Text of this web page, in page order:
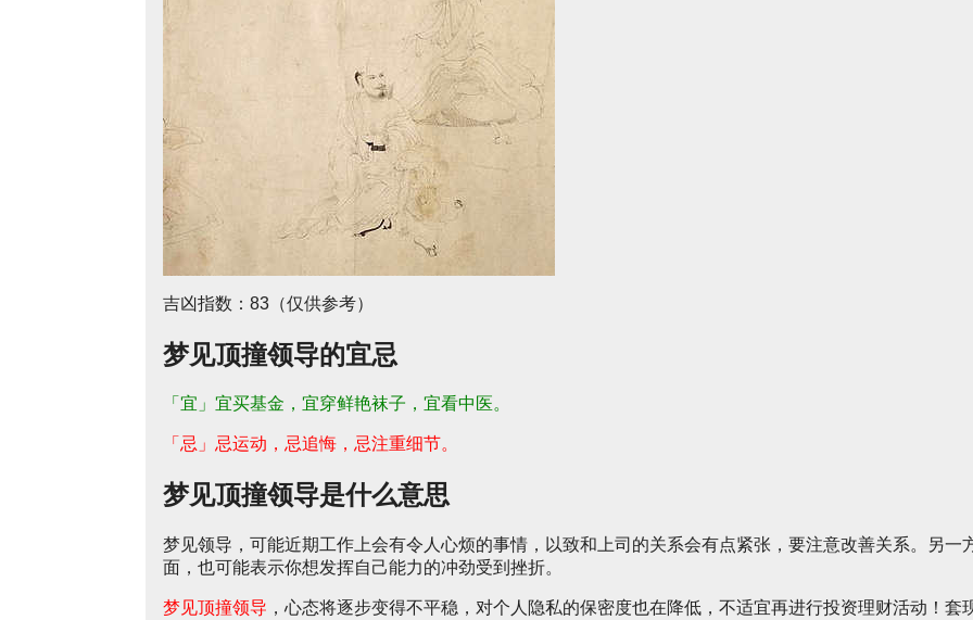
吉凶指数：83（仅供参考）
梦见顶撞领导的宜忌
「宜」宜买基金，宜穿鲜艳袜子，宜看中医。
「忌」忌运动，忌追悔，忌注重细节。
梦见顶撞领导是什么意思
梦见领导，可能近期工作上会有令人心烦的事情，以致和上司的关系会有点紧张，要注意改善关系。另一
面，也可能表示你想发挥自己能力的冲劲受到挫折。
梦见顶撞领导 ，心态将逐步变得不平稳，对个人隐私的保密度也在降低，不适宜再进行投资理财活动！套